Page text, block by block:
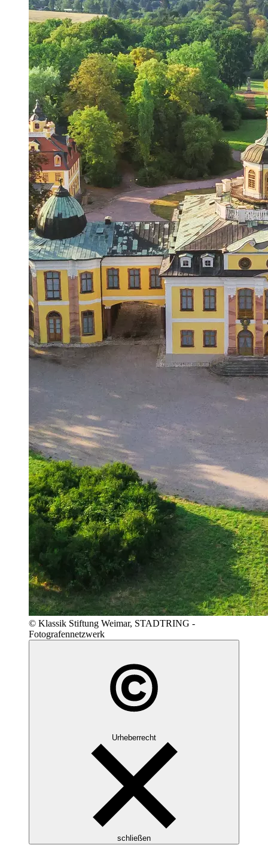
© Klassik Stiftung Weimar, STADTRING -
Fotografennetzwerk
Urheberrecht
schließen